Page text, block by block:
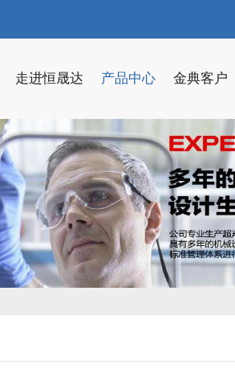
走进恒晟达 产品中心 金典客户